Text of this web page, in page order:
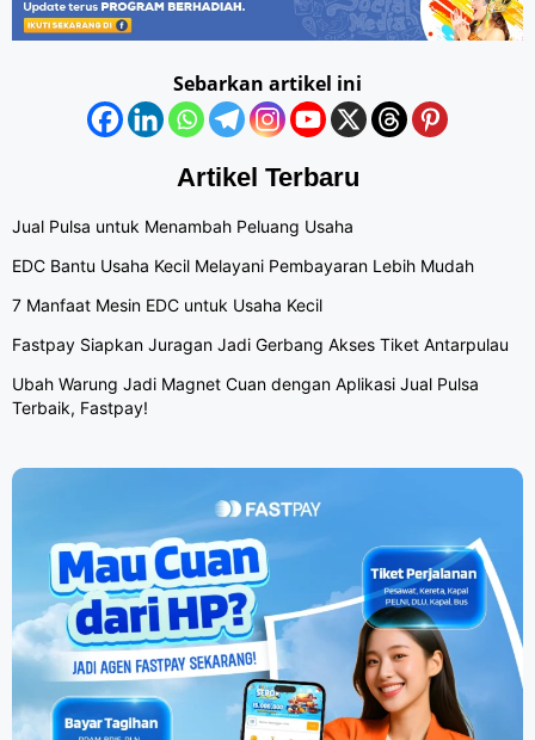
Sebarkan artikel ini
Artikel Terbaru
Jual Pulsa untuk Menambah Peluang Usaha
EDC Bantu Usaha Kecil Melayani Pembayaran Lebih Mudah
7 Manfaat Mesin EDC untuk Usaha Kecil
Fastpay Siapkan Juragan Jadi Gerbang Akses Tiket Antarpulau
Ubah Warung Jadi Magnet Cuan dengan Aplikasi Jual Pulsa
Terbaik, Fastpay!